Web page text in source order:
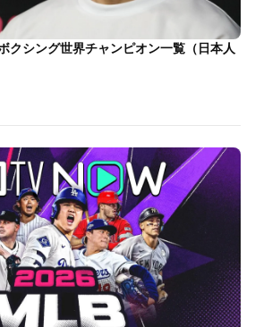
クシング世界チャンピオン一覧（日本人